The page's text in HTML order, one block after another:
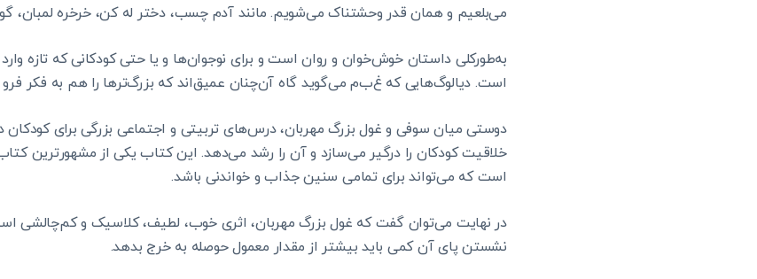
می‌بلعیم و همان قدر وحشتناک می‌شویم. مانند آدم چسب، دختر له کن، خرخره
به‌طورکلی داستان خوش‌خوان و روان است و برای نوجوان‌ها و یا حتی کودکانی که تازه
است. دیالوگ‌هایی که غ‌ب‌م می‌گوید گاه آن‌چنان عمیق‌اند که بزرگ‌ترها را هم به فکر فرو
دوستی میان سوفی و غول بزرگ مهربان، درس‌های تربیتی و اجتماعی بزرگی برای کودکان
خلاقیت کودکان را درگیر می‌سازد و آن را رشد می‌دهد. این کتاب یکی از مشهورترین
است که می‌تواند برای تمامی سنین جذاب و خواندنی باشد.
در نهایت می‌توان گفت که غول بزرگ مهربان، اثری خوب، لطیف، کلاسیک و کم‌چالشی
نشستن پای آن کمی باید بیشتر از مقدار معمول حوصله به خرج بدهد.